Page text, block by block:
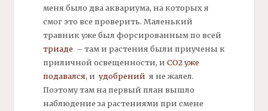
меня было два аквариума, на которых я
смог это все проверить. Маленький
травник уже был форсированным по всей
триаде– там и растения были приучены к
приличной освещенности, и СО2 уже
подавался, и удобрений я не жалел.
Поэтому там на первый план вышло
наблюдение за растениями при смене